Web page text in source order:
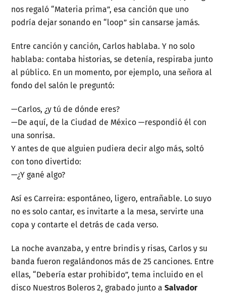
nos regaló “Materia prima”, esa canción que uno
podría dejar sonando en “loop” sin cansarse jamás.
Entre canción y canción, Carlos hablaba. Y no solo
hablaba: contaba historias, se detenía, respiraba junto
al público. En un momento, por ejemplo, una señora al
fondo del salón le preguntó:
—Carlos, ¿y tú de dónde eres?
—De aquí, de la Ciudad de México —respondió él con
una sonrisa.
Y antes de que alguien pudiera decir algo más, soltó
con tono divertido:
—¿Y gané algo?
Así es Carreira: espontáneo, ligero, entrañable. Lo suyo
no es solo cantar, es invitarte a la mesa, servirte una
copa y contarte el detrás de cada verso.
La noche avanzaba, y entre brindis y risas, Carlos y su
banda fueron regalándonos más de 25 canciones. Entre
ellas, “Debería estar prohibido”, tema incluido en el
disco Nuestros Boleros 2, grabado junto aSalvador